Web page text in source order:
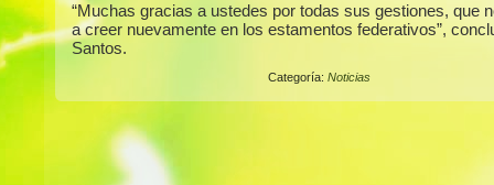
“Muchas gracias a ustedes por todas sus gestiones, que
a creer nuevamente en los estamentos federativos”,
Santos.
Categoría: Noticias